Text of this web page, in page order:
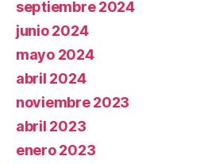
septiembre 2024
junio 2024
mayo 2024
abril 2024
noviembre 2023
abril 2023
enero 2023